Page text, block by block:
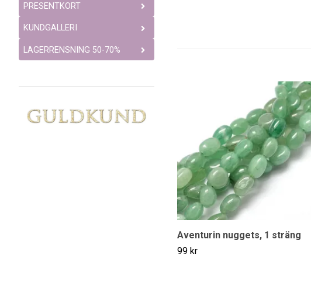
PRESENTKORT
KUNDGALLERI
LAGERRENSNING 50-70%
Aventurin nuggets, 1 sträng
99 kr